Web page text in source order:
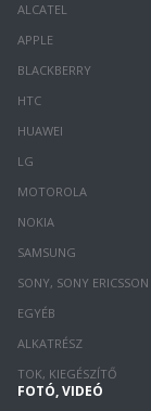
ALCATEL
APPLE
BLACKBERRY
HTC
HUAWEI
LG
MOTOROLA
NOKIA
SAMSUNG
SONY, SONY ERICSSON
EGYÉB
ALKATRÉSZ
TOK, KIEGÉSZÍTŐ
FOTÓ, VIDEÓ